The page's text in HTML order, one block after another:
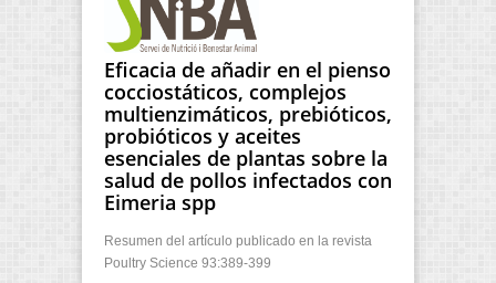
Eficacia de añadir en el pienso
cocciostáticos, complejos
multienzimáticos, prebióticos,
probióticos y aceites
esenciales de plantas sobre la
salud de pollos infectados con
Eimeria spp
Resumen del artículo publicado en la revista
Poultry Science 93:389-399